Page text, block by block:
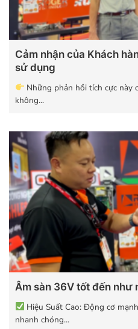
Cảm nhận của Khách
sử dụng
Những phản hồi tích cực này
không...
Âm sàn 36V tốt đến như
Hiệu Suất Cao: Động cơ
nhanh chóng...